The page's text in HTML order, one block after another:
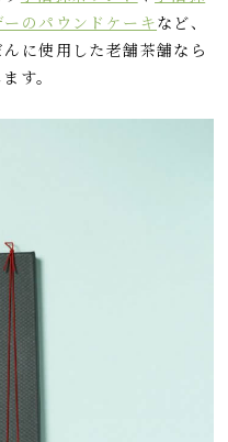
のパウンドケーキなど、
に使用した老舗茶舗なら
す。